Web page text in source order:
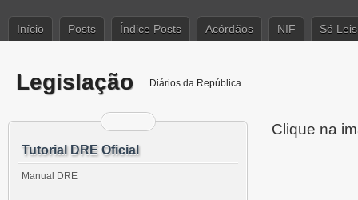
Início Posts Índice Posts Acórdãos NIF Só Leis
Legislação Diários da República
Clique na
Tutorial DRE Oficial
Manual DRE